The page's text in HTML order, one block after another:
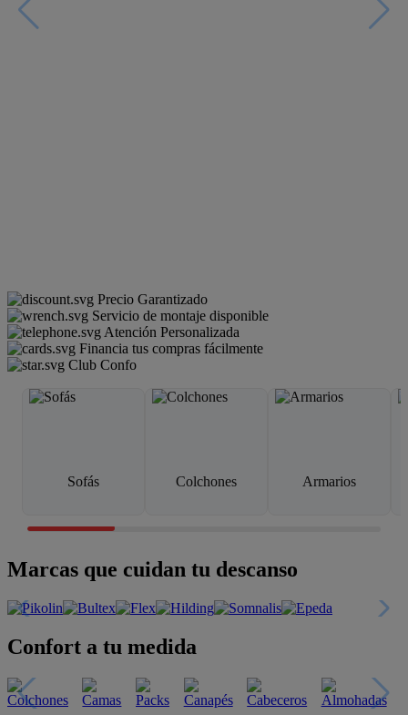
Precio Garantizado
Servicio de montaje disponible
Atención Personalizada
Financia tus compras fácilmente
Club Confo
Sofás Colchones Armarios
Marcas que cuidan tu descanso
Confort a tu medida